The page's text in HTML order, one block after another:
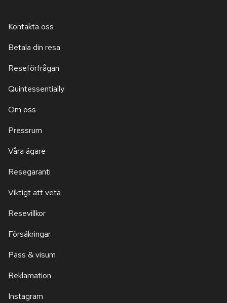
Kontakta oss
Betala din resa
Reseförfrågan
Quintessentially
Om oss
Pressrum
Våra ägare
Resegaranti
Viktigt att veta
Resevillkor
Försäkringar
Pass & visum
Reklamation
Instagram